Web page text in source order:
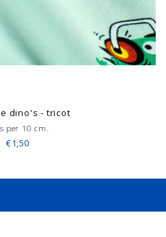
dino's - tricot
per 10 cm.
€1,50